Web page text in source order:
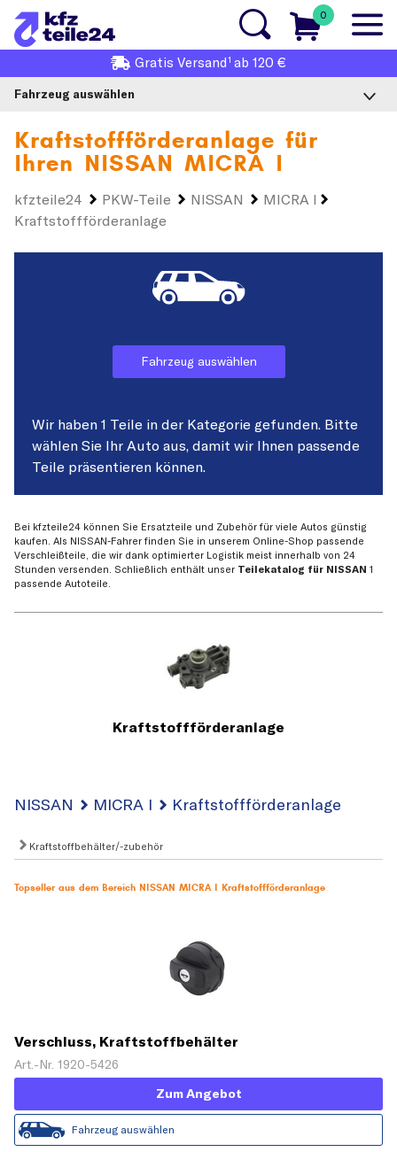
0
Gratis Versand1 ab 120 €
Fahrzeug auswählen
Kraftstoffförderanlage für
Ihren NISSAN MICRA I
kfzteile24 PKW-Teile NISSAN
MICRA I
Kraftstoffförderanlage
Fahrzeug auswählen
Wir haben 1 Teile in der Kategorie gefunden. Bitte
wählen Sie Ihr Auto aus, damit wir Ihnen passende
Teile präsentieren können.
Bei kfzteile24 können Sie Ersatzteile und Zubehör für viele Autos günstig
kaufen. Als NISSAN-Fahrer finden Sie in unserem Online-Shop passende
Verschleißteile, die wir dank optimierter Logistik meist innerhalb von 24
Stunden versenden. Schließlich enthält unser Teilekatalog für NISSAN 1
passende Autoteile.
Kraftstoffförderanlage
NISSAN MICRA I Kraftstoffförderanlage
Kraftstoffbehälter/-zubehör
Topseller aus dem Bereich NISSAN MICRA I Kraftstoffförderanlage
Verschluss, Kraftstoffbehälter
Art.-Nr. 1920-5426
Zum Angebot
Fahrzeug auswählen